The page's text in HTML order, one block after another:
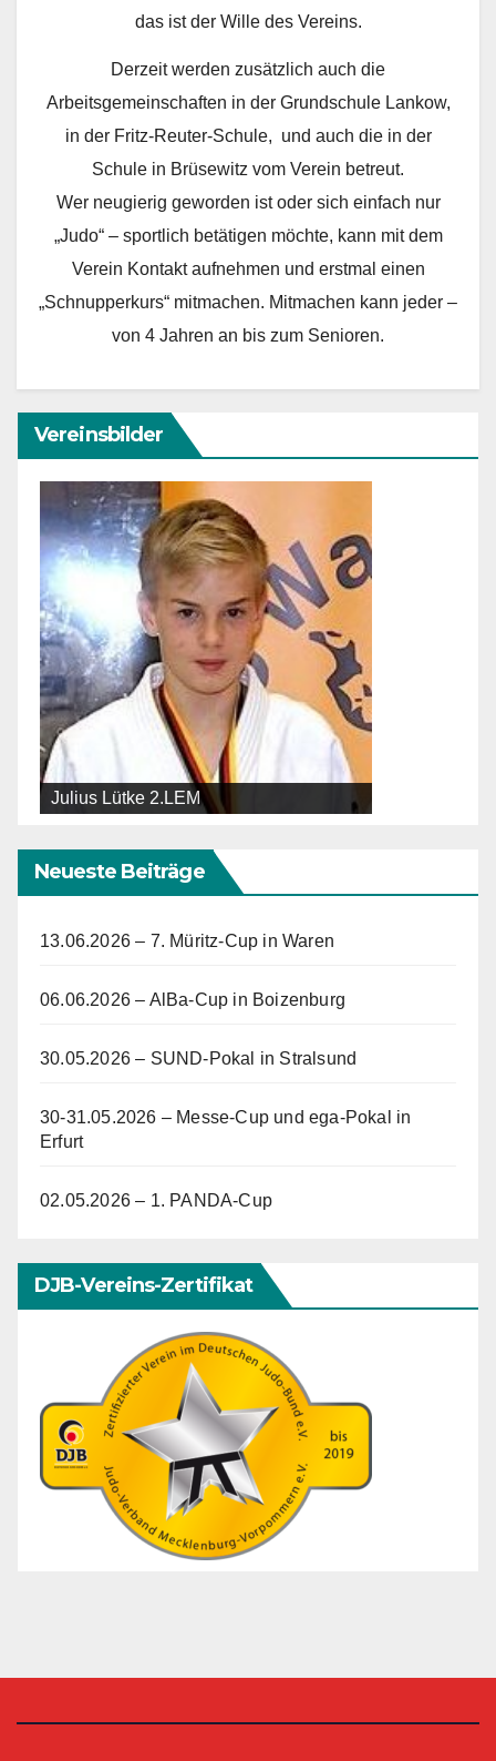
das ist der Wille des Vereins.
Derzeit werden zusätzlich auch die
Arbeitsgemeinschaften in der Grundschule Lankow,
in der Fritz-Reuter-Schule, und auch die in der
Schule in Brüsewitz vom Verein betreut.
Wer neugierig geworden ist oder sich einfach nur
„Judo“ – sportlich betätigen möchte, kann mit dem
Verein Kontakt aufnehmen und erstmal einen
„Schnupperkurs“ mitmachen. Mitmachen kann jeder –
von 4 Jahren an bis zum Senioren.
Vereinsbilder
Julius Lütke 2.LEM
Neueste Beiträge
13.06.2026 – 7. Müritz-Cup in Waren
06.06.2026 – AlBa-Cup in Boizenburg
30.05.2026 – SUND-Pokal in Stralsund
30-31.05.2026 – Messe-Cup und ega-Pokal in
Erfurt
02.05.2026 – 1. PANDA-Cup
DJB-Vereins-Zertifikat